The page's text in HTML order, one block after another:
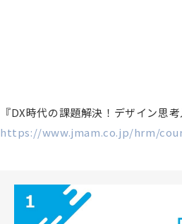
『DX時代の課題解決！デザイン思考
https://www.jmam.co.jp/hrm/